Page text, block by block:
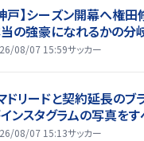
戸】シーズン開幕へ権田
の強豪になれるかの分
08/07 15:59サッカー
ドリードと契約延長の
ンスタグラムの写真を
08/07 15:13サッカー